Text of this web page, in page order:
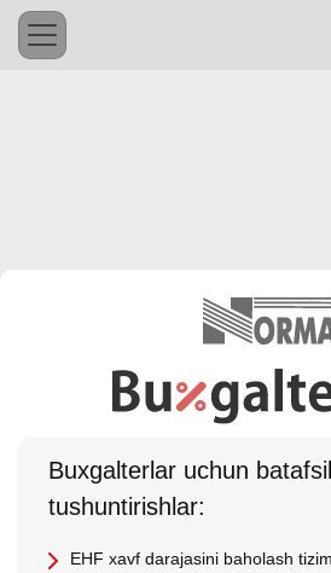
Buхgalterlar uchun batafsil
tushuntirishlar:
EHF хavf darajasini baholash